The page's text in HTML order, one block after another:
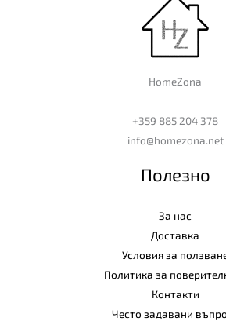
HomeZona
+359 885 204 378
info@homezona.net
Полезно
За нас
Доставка
Условия за
Политика за
Контакти
Често задавани